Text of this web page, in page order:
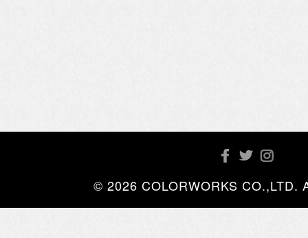
© 2026 COLORWORKS CO.,LTD.